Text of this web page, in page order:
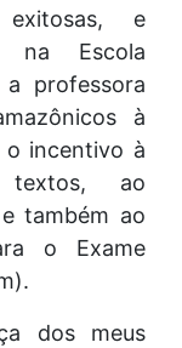
e
na Escola
a professora
à
o incentivo à
ao
também ao
o Exame
dos meus